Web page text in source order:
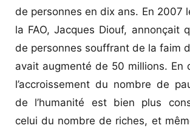
de personnes en dix ans. En 2007
la FAO, Jacques Diouf, annonçait
de personnes souffrant de la faim
avait augmenté de 50 millions. En
l’accroissement du nombre de
de l’humanité est bien plus
celui du nombre de riches, et